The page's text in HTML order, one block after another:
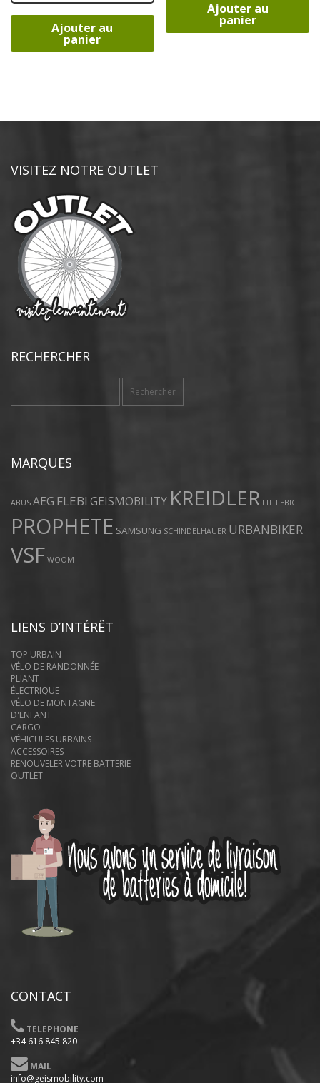
Ajouter au
panier
Ajouter au
panier
VISITEZ NOTRE OUTLET
RECHERCHER
MARQUES
ABUS AEG FLEBI GEISMOBILITY KREIDLER LITTLEBIG
PROPHETE SAMSUNG SCHINDELHAUER URBANBIKER
VSF WOOM
LIENS D’INTÉRÊT
TOP URBAIN
VÉLO DE RANDONNÉE
PLIANT
ÉLECTRIQUE
VÉLO DE MONTAGNE
D'ENFANT
CARGO
VÉHICULES URBAINS
ACCESSOIRES
RENOUVELER VOTRE BATTERIE
OUTLET
CONTACT
TELEPHONE
+34 616 845 820
MAIL
info@geismobility.com